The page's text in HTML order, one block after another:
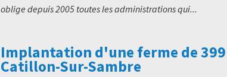
oblige depuis 2005 toutes les administrations qui...
Implantation d'une ferme de
Catillon-Sur-Sambre